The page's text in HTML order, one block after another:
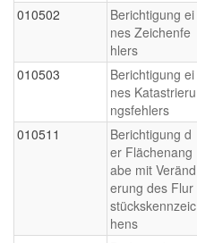
010502
Berichtigung ei
nes Zeichenfe
hlers
010503
Berichtigung ei
nes Katastrieru
ngsfehlers
010511
Berichtigung d
er Flächenang
abe mit Veränd
erung des Flur
stückskennzeic
hens